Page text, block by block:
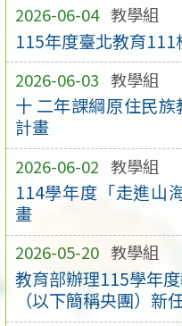
2026-06-04 教學組
115年度臺北教育
2026-06-03 教學組
十 二年課綱原住民
計畫
2026-06-02 教學組
114學年度「走進山
畫
2026-05-20 教學組
教育部辦理115學年
（以下簡稱央團）新